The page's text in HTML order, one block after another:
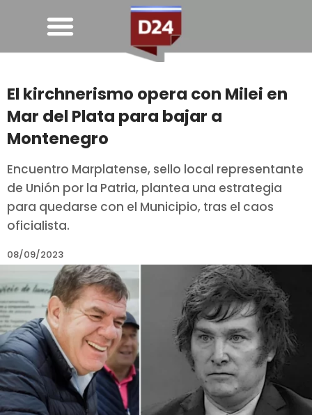
El kirchnerismo opera con Milei en
Mar del Plata para bajar a
Montenegro
Encuentro Marplatense, sello local representante
de Unión por la Patria, plantea una estrategia
para quedarse con el Municipio, tras el caos
oficialista.
08/09/2023